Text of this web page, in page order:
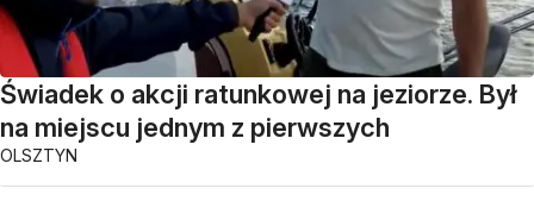
Świadek o akcji ratunkowej na jeziorze. Był
na miejscu jednym z pierwszych
OLSZTYN